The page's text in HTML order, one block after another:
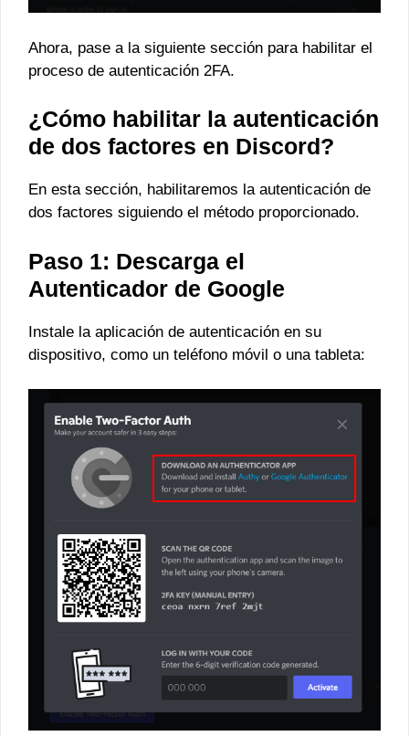
Ahora, pase a la siguiente sección para habilitar el
proceso de autenticación 2FA.
¿Cómo habilitar la autenticación
de dos factores en Discord?
En esta sección, habilitaremos la autenticación de
dos factores siguiendo el método proporcionado.
Paso 1: Descarga el
Autenticador de Google
Instale la aplicación de autenticación en su
dispositivo, como un teléfono móvil o una tableta: